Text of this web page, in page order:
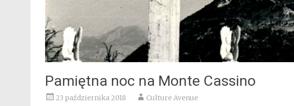
Pamiętna noc na Monte Cassino
23 października 2018 Culture Avenue